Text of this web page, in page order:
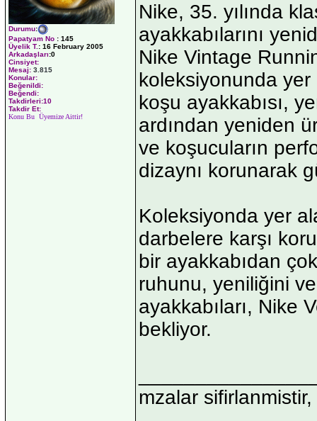
Durumu:
Papatyam No : 145
Üyelik T. : 16 February 2005
Arkadaşları:0
Cinsiyet:
Mesaj: 3.815
Konular:
Beğenildi:
Beğendi:
Takdirleri:10
Takdir Et:
Konu Bu Üyemize Aittir!
Nike, 35. yılında
ayakkabılarını
Nike Vintage
koleksiyonunda
koşu ayakkabısı,
ardından yeniden
ve koşucuların
dizaynı korunarak
Koleksiyonda yer
darbelere karşı
bir ayakkabıdan
ruhunu, yeniliğini
ayakkabıları, Nike
bekliyor.
mzalar